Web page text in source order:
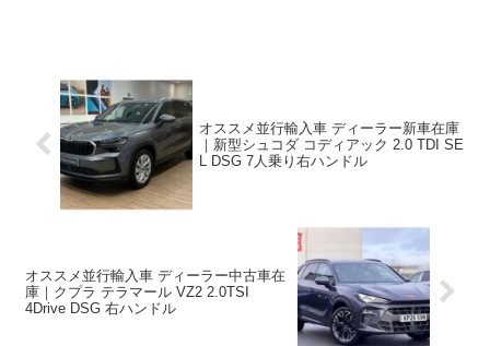
オススメ並行輸入車 ディーラー新車在庫
｜新型シュコダ コディアック 2.0 TDI SE
L DSG 7人乗り右ハンドル
オススメ並行輸入車 ディーラー中古車在
庫｜クプラ テラマール VZ2 2.0TSI
4Drive DSG 右ハンドル